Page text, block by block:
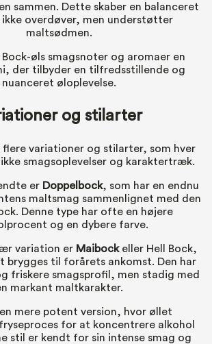
sammen. Dette skaber en balanceret
ikke overdøver, men understøtter
maltsødmen.
øls smagsnoter og aromaer en
der tilbyder en tilfredsstillende og
nuanceret øloplevelse.
og stilarter
flere variationer og stilarter, som hver
smagsoplevelser og karaktertræk.
er Doppelbock, som har en endnu
maltsmag sammenlignet med den
Denne type har ofte en højere
og en dybere farve.
variation er Maibockeller Hell Bock,
brygges til forårets ankomst. Den har
friskere smagsprofil, men stadig med
markant maltkarakter.
mere potent version, hvor øllet
for at koncentrere alkohol
stil er kendt for sin intense smag og